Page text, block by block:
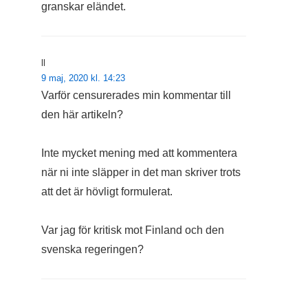
granskar eländet.
9 maj, 2020 kl. 14:23
Varför censurerades min kommentar till
den här artikeln?
Inte mycket mening med att kommentera
när ni inte släpper in det man skriver trots
att det är hövligt formulerat.
Var jag för kritisk mot Finland och den
svenska regeringen?